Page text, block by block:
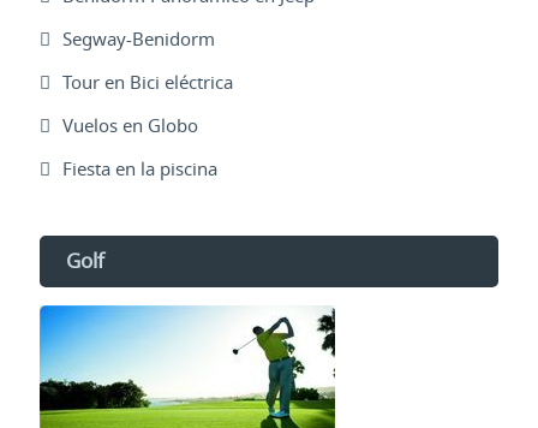
Segway-Benidorm
Tour en Bici eléctrica
Vuelos en Globo
Fiesta en la piscina
Golf